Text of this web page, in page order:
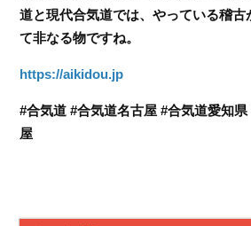
道と現代合気道では、やっている稽古
て非なる物ですね。
https://aikidou.jp
#合気道 #合気道名古屋 #合気道愛知
屋